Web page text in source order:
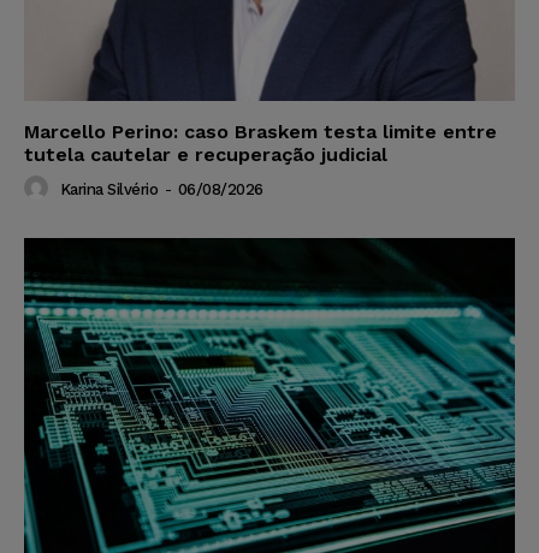
Marcello Perino: caso Braskem testa limite entre
tutela cautelar e recuperação judicial
Karina Silvério - 06/08/2026